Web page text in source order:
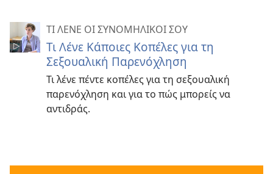
ΤΙ ΛΕΝΕ ΟΙ ΣΥΝΟΜΗΛΙΚΟΙ ΣΟΥ
Τι Λένε Κάποιες Κοπέλες για τη
Σεξουαλική Παρενόχληση
Τι λένε πέντε κοπέλες για τη σεξουαλική
παρενόχληση και για το πώς μπορείς να
αντιδράς.